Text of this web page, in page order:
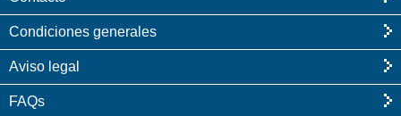
Condiciones generales
Aviso legal
FAQs